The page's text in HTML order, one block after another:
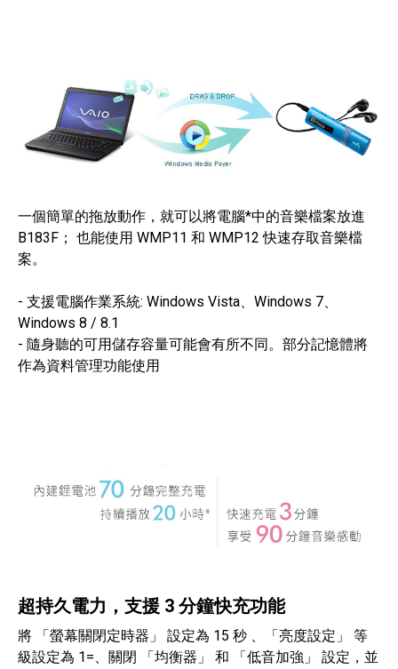
一個簡單的拖放動作，就可以將電腦*中的音樂檔案放進
B183F； 也能使用 WMP11 和 WMP12 快速存取音樂檔
案。
- 支援電腦作業系統: Windows Vista、Windows 7、
Windows 8 / 8.1
- 隨身聽的可用儲存容量可能會有所不同。部分記憶體將
作為資料管理功能使用
超持久電力，支援 3 分鐘快充功能
將 「螢幕關閉定時器」 設定為 15 秒 、「亮度設定」 等
級設定為 1=、關閉 「均衡器」 和 「低音加強」 設定，並